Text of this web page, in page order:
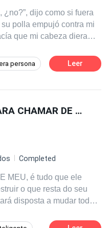
dijo como si fuera
que mi cabeza diera
—gemí. --- Esta
escritas para
gotear pensamientos
persona Leer
UM AMOR PARA CHAMAR DE MEU
Completed
MEU, é tudo que ele
o que resta do seu
disposta a mudar toda a
ambos